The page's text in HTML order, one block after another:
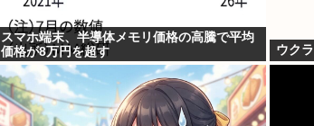
スマホ端末、半導体メモリ価格の高騰で平均
価格が8万円を超す
ウク